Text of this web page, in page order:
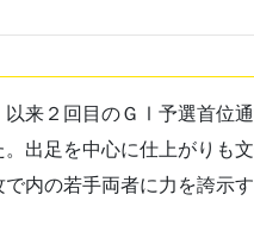
来２回目のＧⅠ予選首位
出足を中心に仕上がり
内の若手両者に力を誇